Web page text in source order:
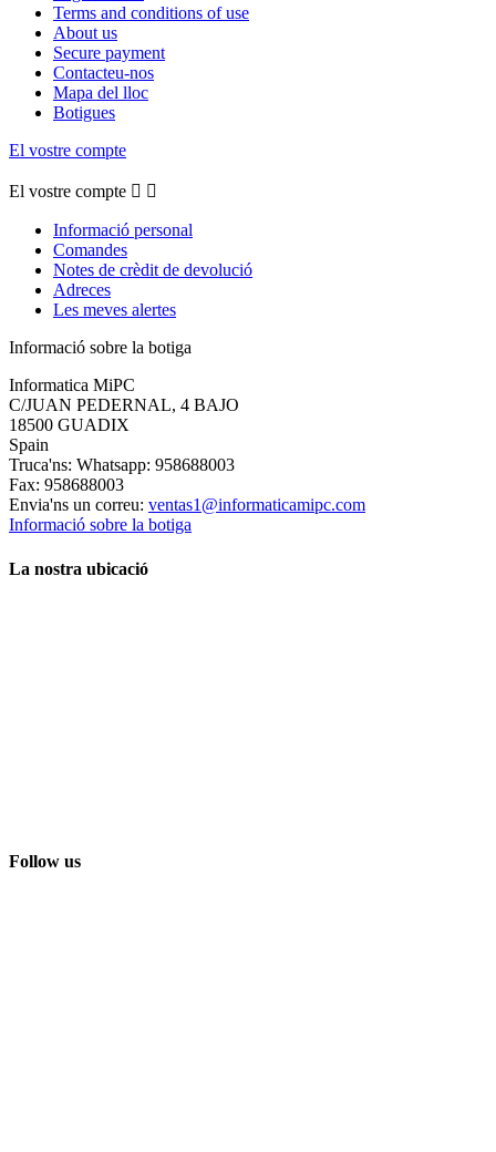
Terms and conditions of use
About us
Secure payment
Contacteu-nos
Mapa del lloc
Botigues
El vostre compte
El vostre compte  
Informació personal
Comandes
Notes de crèdit de devolució
Adreces
Les meves alertes
Informació sobre la botiga
Informatica MiPC
C/JUAN PEDERNAL, 4 BAJO
18500 GUADIX
Spain
Truca'ns: Whatsapp: 958688003
Fax: 958688003
Envia'ns un correu: ventas1@informaticamipc.com
Informació sobre la botiga
La nostra ubicació
Follow us